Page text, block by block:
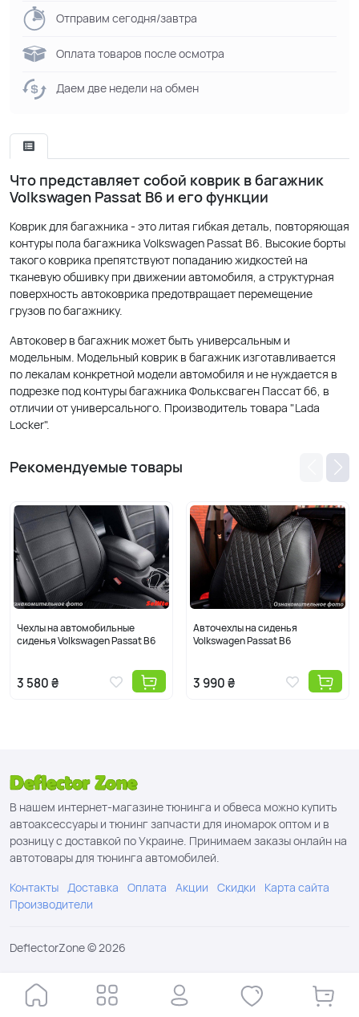
Отправим сегодня/завтра
Оплата товаров после осмотра
Даем две недели на обмен
Что представляет собой коврик в багажник
Volkswagen Passat B6 и его функции
Коврик для багажника - это литая гибкая деталь, повторяющая
контуры пола багажника Volkswagen Passat B6. Высокие борты
такого коврика препятствуют попаданию жидкостей на
тканевую обшивку при движении автомобиля, а структурная
поверхность автоковрика предотвращает перемещение
грузов по багажнику.
Автоковер в багажник может быть универсальным и
модельным. Модельный коврик в багажник изготавливается
по лекалам конкретной модели автомобиля и не нуждается в
подрезке под контуры багажника Фольксваген Пассат б6, в
отличии от универсального. Производитель товара "Lada
Locker".
Рекомендуемые товары
Чехлы на автомобильные
сиденья Volkswagen Passat B6
3 580 ₴
Авточехлы на сиденья
Volkswagen Passat B6
3 990 ₴
В нашем интернет-магазине тюнинга и обвеса можно купить
автоаксессуары и тюнинг запчасти для иномарок оптом и в
розницу с доставкой по Украине. Принимаем заказы онлайн на
автотовары для тюнинга автомобилей.
Контакты Доставка Оплата Акции Скидки
Карта сайта
Производители
DeflectorZone © 2026